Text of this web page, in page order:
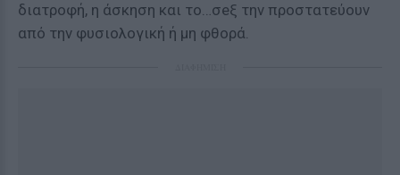
διατροφή, η άσκηση και το…σeξ την προστατεύουν
από την φυσιολογική ή μη φθορά.